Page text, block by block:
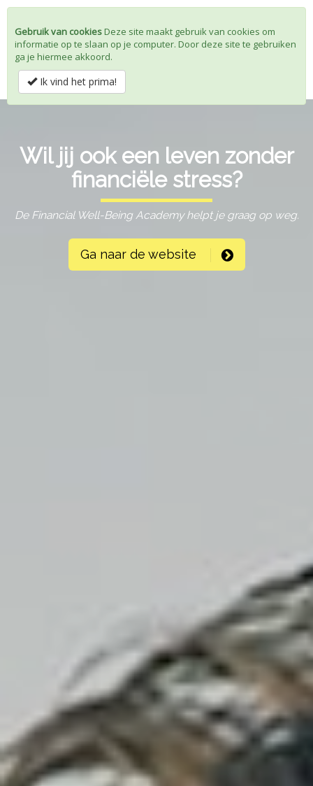
Wil jij ook een leven zonder
financiële stress?
De Financial Well-Being Academy helpt je graag op weg.
Ga naar de website
Gebruik van cookiesDeze site maakt gebruik van cookies om
informatie op te slaan op je computer. Door deze site te gebruiken
ga je hiermee akkoord.
Ik vind het prima!